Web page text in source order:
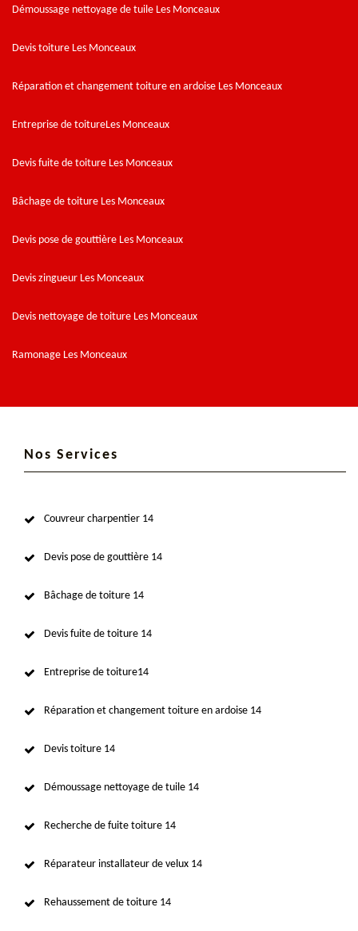
Démoussage nettoyage de tuile Les Monceaux
Devis toiture Les Monceaux
Réparation et changement toiture en ardoise Les Monceaux
Entreprise de toitureLes Monceaux
Devis fuite de toiture Les Monceaux
Bâchage de toiture Les Monceaux
Devis pose de gouttière Les Monceaux
Devis zingueur Les Monceaux
Devis nettoyage de toiture Les Monceaux
Ramonage Les Monceaux
Nos Services
Couvreur charpentier 14
Devis pose de gouttière 14
Bâchage de toiture 14
Devis fuite de toiture 14
Entreprise de toiture14
Réparation et changement toiture en ardoise 14
Devis toiture 14
Démoussage nettoyage de tuile 14
Recherche de fuite toiture 14
Réparateur installateur de velux 14
Rehaussement de toiture 14